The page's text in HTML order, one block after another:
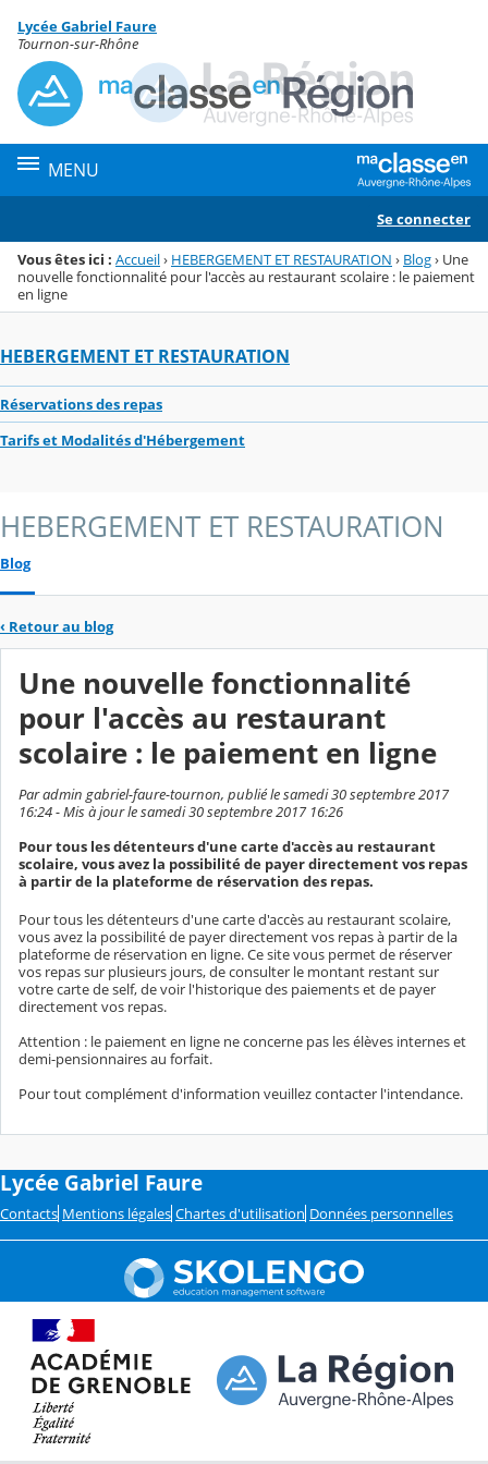
Menu de la rubrique
Contenu
Lycée Gabriel Faure
Tournon-sur-Rhône
MENU
Se connecter
Vous êtes ici : Accueil› HEBERGEMENT ET RESTAURATION › Blog› Une
nouvelle fonctionnalité pour l'accès au restaurant scolaire : le paiement
en ligne
HEBERGEMENT ET RESTAURATION
Réservations des repas
Tarifs et Modalités d'Hébergement
HEBERGEMENT ET RESTAURATION
Blog
‹ Retour au blog
Une nouvelle fonctionnalité
pour l'accès au restaurant
scolaire : le paiement en ligne
Par admin gabriel-faure-tournon, publié le samedi 30 septembre 2017
16:24 - Mis à jour le samedi 30 septembre 2017 16:26
Pour tous les détenteurs d'une carte d'accès au restaurant
scolaire, vous avez la possibilité de payer directement vos repas
à partir de la plateforme de réservation des repas.
Pour tous les détenteurs d'une carte d'accès au restaurant scolaire,
vous avez la possibilité de payer directement vos repas à partir de la
plateforme de réservation en ligne. Ce site vous permet de réserver
vos repas sur plusieurs jours, de consulter le montant restant sur
votre carte de self, de voir l'historique des paiements et de payer
directement vos repas.
Attention : le paiement en ligne ne concerne pas les élèves internes et
demi-pensionnaires au forfait.
Pour tout complément d'information veuillez contacter l'intendance.
Lycée Gabriel Faure
Contacts Mentions légales Chartes d'utilisation Données personnelles